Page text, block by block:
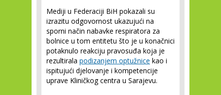
Mediji u Federaciji BiH pokazali su
izrazitu odgovornost ukazujući na
sporni način nabavke respiratora za
bolnice u tom entitetu što je u konačnici
potaknulo reakciju pravosuđa koja je
rezultirala podizanjem optužnice kao i
ispitujući djelovanje i kompetencije
uprave Kliničkog centra u Sarajevu.